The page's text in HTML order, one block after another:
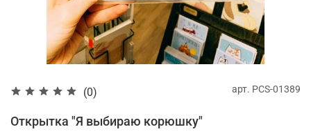
(0) арт. PCS-01389
Открытка "Я выбираю корюшку"